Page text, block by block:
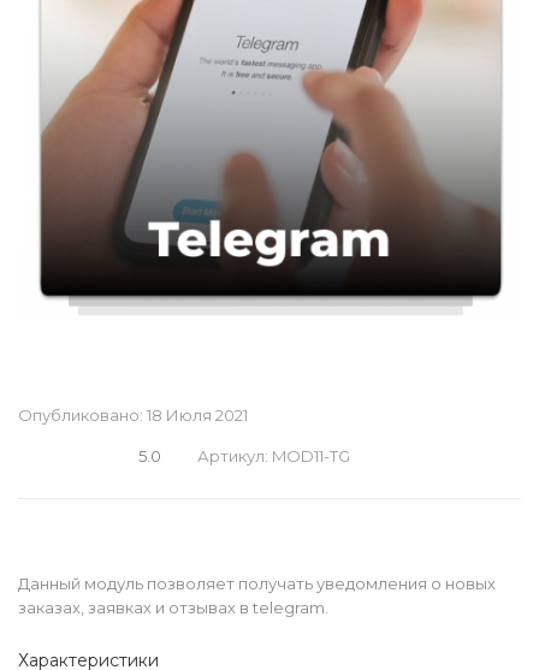
Опубликовано: 18 Июля 2021
5.0 Артикул: MOD11-TG
Данный модуль позволяет получать уведомления о новых
заказах, заявках и отзывах в telegram.
Характеристики